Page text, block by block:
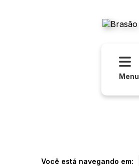
Menu
Você está navegando em: